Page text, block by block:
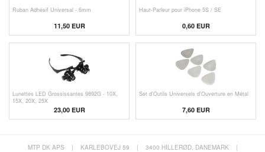
Ruban Adhésif Universal - 6mm
11,50 EUR
Haut-Parleur pour iPhone 5S / SE
0,60EUR
Lunettes LED Grossissantes 9892G - 10X,
15X, 20X, 25X
23,00 EUR
Set d'Outils Universels d'Ouverture en Métal
7,60EUR
MTP DK APS | KARLEBOVEJ 59 | 3400 HILLERØD, DANEMARK
|